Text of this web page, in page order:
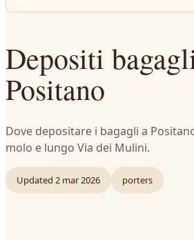
Depositi
Positano
Dove depositare i bagagli a
molo e lungo Via dei Mulini.
Updated 2 mar 2026 porters